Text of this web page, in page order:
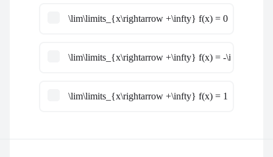
\lim\limits_{x\rightarrow +\infty} f(x) = 0
\lim\limits_{x\rightarrow +\infty} f(x) = -\infty
\lim\limits_{x\rightarrow +\infty} f(x) = 1